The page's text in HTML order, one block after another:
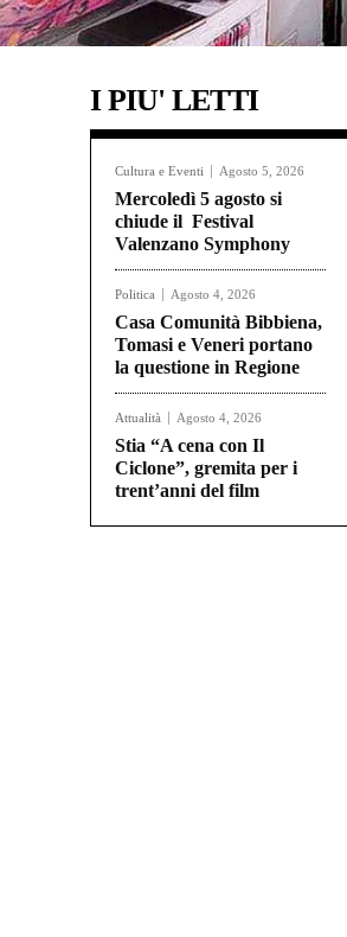
I PIU' LETTI
Cultura e Eventi Agosto 5, 2026
Mercoledì 5 agosto si
chiude il Festival
Valenzano Symphony
Politica Agosto 4, 2026
Casa Comunità Bibbiena,
Tomasi e Veneri portano
la questione in Regione
Attualità Agosto 4, 2026
Stia “A cena con Il
Ciclone”, gremita per i
trent’anni del film